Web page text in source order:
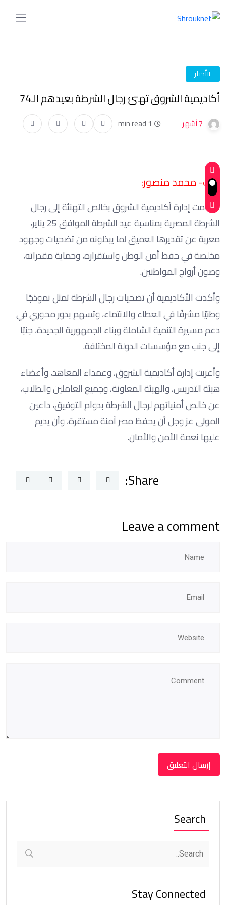
#أخبار
أكاديمية الشروق تهنئ رجال الشرطة بعيدهم الـ74
7 أشهر 1 min read
كتب- محمد منصور:
تتقدمت إدارة أكاديمية الشروق بخالص التهنئة إلى رجال
الشرطة المصرية بمناسبة عيد الشرطة الموافق 25 يناير،
معربة عن تقديرها العميق لما يبذلونه من تضحيات وجهود
مخلصة في حفظ أمن الوطن واستقراره، وحماية مقدراته،
وصون أرواح المواطنين.
وأكدت الأكاديمية أن تضحيات رجال الشرطة تمثل نموذجًا
وطنيًا مشرفًا في العطاء والانتماء، وتسهم بدور محوري في
دعم مسيرة التنمية الشاملة وبناء الجمهورية الجديدة، جنبًا
إلى جنب مع مؤسسات الدولة المختلفة.
وأعربت إدارة أكاديمية الشروق، وعمداء المعاهد، وأعضاء
هيئة التدريس، والهيئة المعاونة، وجميع العاملين والطلاب،
عن خالص أمنياتهم لرجال الشرطة بدوام التوفيق، داعين
المولى عز وجل أن يحفظ مصر آمنة مستقرة، وأن يديم
عليها نعمة الأمن والأمان.
Share:
Leave a comment
Search
Stay Connected